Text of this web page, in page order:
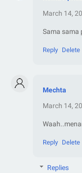
March 14,
Sama sama
Reply Delete
Mechta
March 14,
Reply Delete
Replies